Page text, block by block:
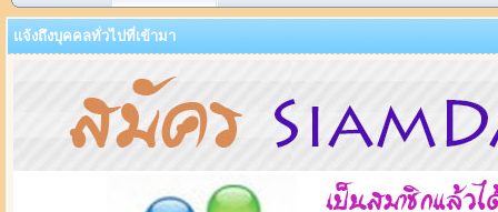
แจ้งถึงบุคคลทั่วไปที่เข้ามา